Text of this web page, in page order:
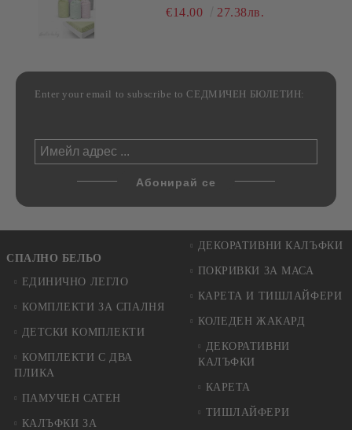
РАЗЛИЧНИ РАЗМЕРИ
€14.00 27.38лв.
Enter your email to subscribe to СЕДМИЧЕН БЮЛЕТИН:
СПАЛНО БЕЛЬО
ЕДИНИЧНО ЛЕГЛО
КОМПЛЕКТИ ЗА СПАЛНЯ
ДЕТСКИ КОМПЛЕКТИ
КОМПЛЕКТИ С ДВА
ПЛИКА
ПАМУЧЕН САТЕН
КАЛЪФКИ ЗА
ДЕКОРАТИВНИ КАЛЪФКИ
ПОКРИВКИ ЗА МАСА
КАРЕТА И ТИШЛАЙФЕРИ
КОЛЕДЕН ЖАКАРД
ДЕКОРАТИВНИ
КАЛЪФКИ
КАРЕТА
ТИШЛАЙФЕРИ